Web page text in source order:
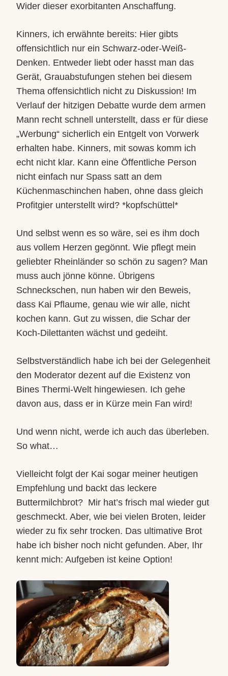
Wider dieser exorbitanten Anschaffung.
Kinners, ich erwähnte bereits: Hier gibts
offensichtlich nur ein Schwarz-oder-Weiß-
Denken. Entweder liebt oder hasst man das
Gerät, Grauabstufungen stehen bei diesem
Thema offensichtlich nicht zu Diskussion! Im
Verlauf der hitzigen Debatte wurde dem armen
Mann recht schnell unterstellt, dass er für diese
„Werbung“ sicherlich ein Entgelt von Vorwerk
erhalten habe. Kinners, mit sowas komm ich
echt nicht klar. Kann eine Öffentliche Person
nicht einfach nur Spass satt an dem
Küchenmaschinchen haben, ohne dass gleich
Profitgier unterstellt wird? *kopfschüttel*
Und selbst wenn es so wäre, sei es ihm doch
aus vollem Herzen gegönnt. Wie pflegt mein
geliebter Rheinländer so schön zu sagen? Man
muss auch jönne könne. Übrigens
Schneckschen, nun haben wir den Beweis,
dass Kai Pflaume, genau wie wir alle, nicht
kochen kann. Gut zu wissen, die Schar der
Koch-Dilettanten wächst und gedeiht.
Selbstverständlich habe ich bei der Gelegenheit
den Moderator dezent auf die Existenz von
Bines Thermi-Welt hingewiesen. Ich gehe
davon aus, dass er in Kürze mein Fan wird!
Und wenn nicht, werde ich auch das überleben.
So what…
Vielleicht folgt der Kai sogar meiner heutigen
Empfehlung und backt das leckere
Buttermilchbrot? Mir hat’s frisch mal wieder gut
geschmeckt. Aber, wie bei vielen Broten, leider
wieder zu fix sehr trocken. Das ultimative Brot
habe ich bisher noch nicht gefunden. Aber, Ihr
kennt mich: Aufgeben ist keine Option!